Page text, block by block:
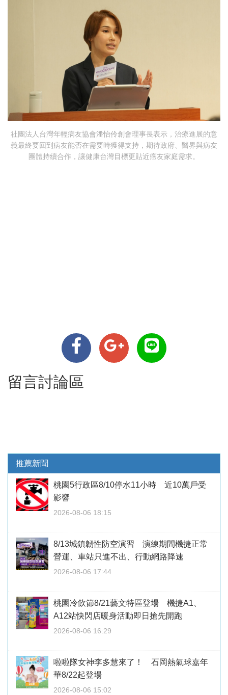
社團法人台灣年輕病友協會潘怡伶創會理事長表示，治療進展的意
義最終要回到病友能否在需要時獲得支持，期待政府、醫界與病友
團體持續合作，讓健康台灣目標更貼近癌友家庭需求。
留言討論區
推薦新聞
桃園5行政區8/10停水11小時 近10萬戶受
影響
2026-08-06 18:15
8/13城鎮韌性防空演習 演練期間機捷正常
營運、車站只進不出、行動網路降速
2026-08-06 17:44
桃園冷飲節8/21藝文特區登場 機捷A1、
A12站快閃店暖身活動即日搶先開跑
2026-08-06 16:29
啦啦隊女神李多慧來了！ 石岡熱氣球嘉年
華8/22起登場
2026-08-06 15:02